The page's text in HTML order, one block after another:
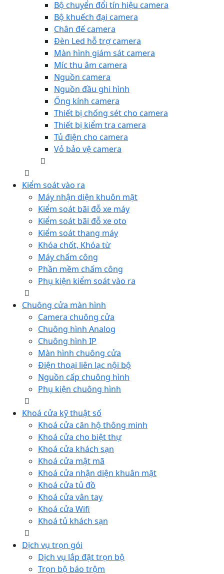
Bộ chuyển đổi tín hiệu camera
Bộ khuếch đại camera
Chân đế camera
Đèn Led hỗ trợ camera
Màn hình giám sát camera
Míc thu âm camera
Nguồn camera
Nguồn đầu ghi hình
Ống kính camera
Thiết bị chống sét cho camera
Thiết bị kiểm tra camera
Tủ điện cho camera
Vỏ bảo vệ camera
Kiểm soát vào ra
Máy nhận diện khuôn mặt
Kiểm soát bãi đỗ xe máy
Kiểm soát bãi đỗ xe oto
Kiểm soát thang máy
Khóa chốt, Khóa từ
Máy chấm công
Phần mềm chấm công
Phụ kiện kiểm soát vào ra
Chuông cửa màn hình
Camera chuông cửa
Chuông hình Analog
Chuông hình IP
Màn hình chuông cửa
Điện thoại liên lạc nội bộ
Nguồn cấp chuông hình
Phụ kiện chuông hình
Khoá cửa kỹ thuật số
Khoá cửa căn hộ thông minh
Khoá cửa cho biệt thự
Khoá cửa khách sạn
Khoá cửa mật mã
Khoá cửa nhận diện khuân mặt
Khoá cửa tủ đồ
Khoá cửa vân tay
Khoá cửa Wifi
Khoá tủ khách sạn
Dịch vụ trọn gói
Dịch vụ lắp đặt trọn bộ
Trọn bộ báo trộm